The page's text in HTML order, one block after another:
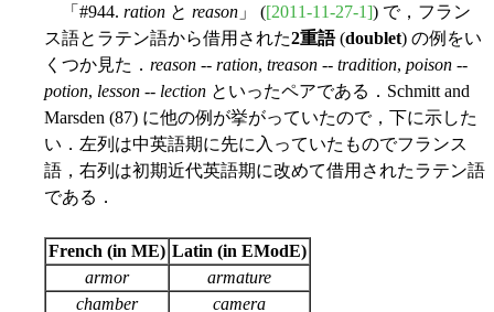
「#944. ration と reason 」 ([2011-11-27-1]) で，フラン
ス語とラテン語から借用された2重語(doublet) の例をい
くつか見た． reason -- ration, treason -- tradition, poison --
potion, lesson -- lection といったペアである．Schmitt and
Marsden (87) に他の例が挙がっていたので，下に示した
い．左列は中英語期に先に入っていたものでフランス
語，右列は初期近代英語期に改めて借用されたラテン語
である．
French (in ME) Latin (in EModE)
armor
armature
chamber
camera